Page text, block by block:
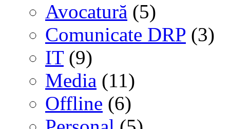
Avocatură (5)
Comunicate DRP (3)
IT(9)
Media (11)
Offline (6)